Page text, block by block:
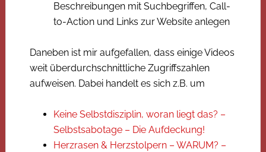
Beschreibungen mit Suchbegriffen, Call-
to-Action und Links zur Website anlegen
Daneben ist mir aufgefallen, dass einige Videos
weit überdurchschnittliche Zugriffszahlen
aufweisen. Dabei handelt es sich z.B. um
Keine Selbstdisziplin, woran liegt das? –
Selbstsabotage – Die Aufdeckung!
Herzrasen & Herzstolpern – WARUM? –